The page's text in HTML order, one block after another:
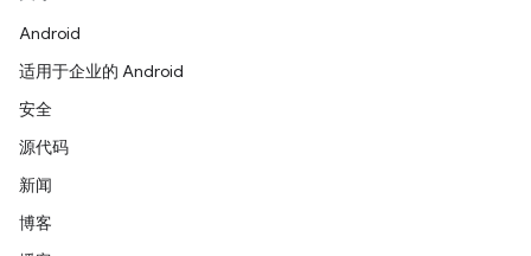
Android
适用于企业的 Android
安全
源代码
新闻
博客